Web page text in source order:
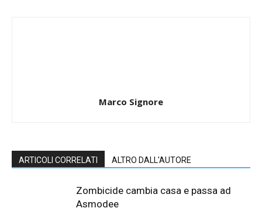
Marco Signore
ARTICOLI CORRELATI ALTRO DALL'AUTORE
Zombicide cambia casa e passa ad
Asmodee